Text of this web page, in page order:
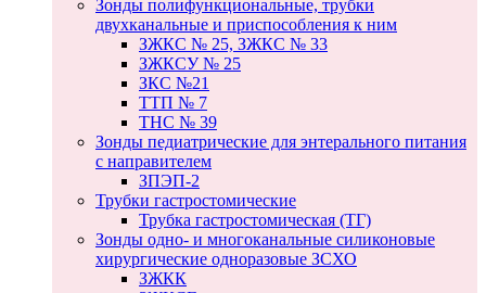
Зонды полифункциональные, трубки
двухканальные и приспособления к ним
ЗЖКС № 25, ЗЖКС № 33
ЗЖКСУ № 25
ЗКС №21
ТТП № 7
ТНС № 39
Зонды педиатрические для энтерального питания
с направителем
ЗПЭП-2
Трубки гастростомические
Трубка гастростомическая (ТГ)
Зонды одно- и многоканальные силиконовые
хирургические одноразовые ЗСХО
ЗЖКК